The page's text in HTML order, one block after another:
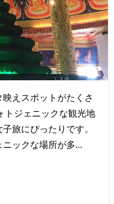
えスポットがたくさ
トジェニックな観光地
旅にぴったりです。
ニックな場所が多…